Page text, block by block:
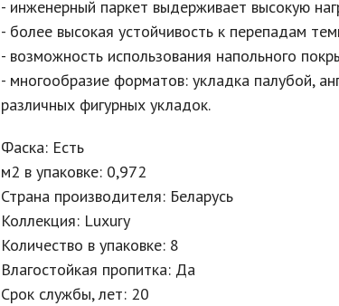
- инженерный паркет выдерживает высокую
- более высокая устойчивость к перепадам
- возможность использования напольного
- многообразие форматов: укладка палубой,
различных фигурных укладок.
Фаска: Есть
м2 в упаковке: 0,972
Страна производителя: Беларусь
Коллекция: Luxury
Количество в упаковке: 8
Влагостойкая пропитка: Да
Срок службы, лет: 20